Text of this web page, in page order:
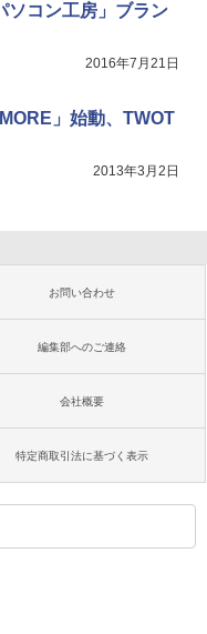
ソコン工房」ブラン
2016年7月21日
」始動、TWOT
2013年3月2日
お問い合わせ
編集部へのご連絡
会社概要
特定商取引法に基づく表示